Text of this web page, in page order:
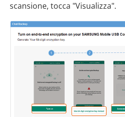
scansione, tocca "Visualizza".